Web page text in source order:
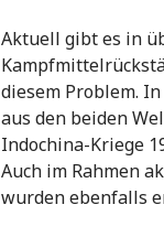
Aktuell gibt es in
diesem Problem.
aus den beiden
Indochina-Kriege
Auch im Rahmen
wurden ebenfalls